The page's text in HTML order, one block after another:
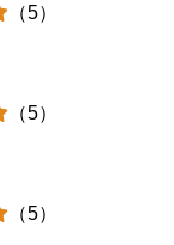
（5）
（5）
（5）